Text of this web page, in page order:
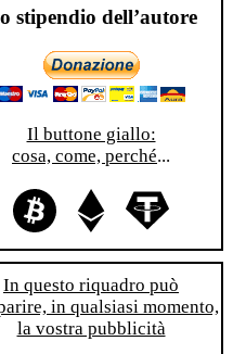
stipendio dell’autore
Il buttone giallo:
cosa, come, perché...
In questo riquadro può
in qualsiasi momento,
la vostra pubblicità